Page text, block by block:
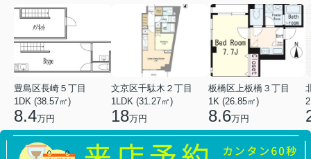
豊島区長崎５丁目
1DK (38.57㎡)
8.4万円
文京区千駄木２丁目
1LDK (31.27㎡)
18万円
板橋区上板橋３丁目
1K (26.85㎡)
8.6万円